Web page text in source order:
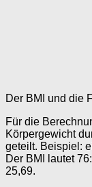
Der BMI und die
Für die
Körpergewicht
geteilt. Beispiel:
Der BMI lautet
25,69.